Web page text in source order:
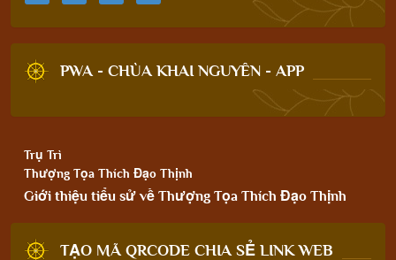
PWA - CHÙA KHAI NGUYÊN - APP
Trụ Trì
Thượng Tọa Thích Đạo Thịnh
Giới thiệu tiểu sử về Thượng Tọa Thích Đạo Thịnh
TẠO MÃ QRCODE CHIA SẺ LINK WEB